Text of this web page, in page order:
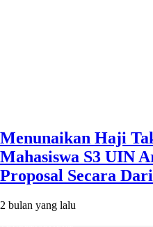
Menunaikan Haji
Mahasiswa S3 UIN
Proposal Secara
2 bulan yang lalu